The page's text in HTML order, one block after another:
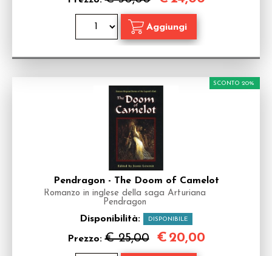
Pendragon - The Doom of Camelot
Romanzo in inglese della saga Arturiana
Pendragon
Disponibilità: DISPONIBILE
Prezzo:€ 25,00
SCONTO 20%
€ 20,00